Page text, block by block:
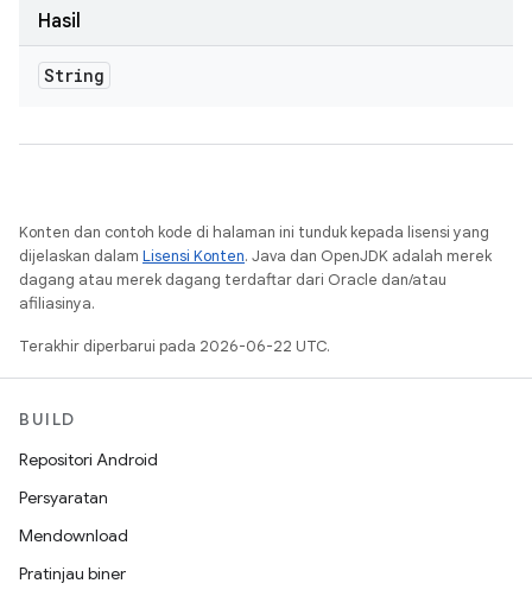
Hasil
String
Konten dan contoh kode di halaman ini tunduk kepada lisensi yang
dijelaskan dalam Lisensi Konten. Java dan OpenJDK adalah merek
dagang atau merek dagang terdaftar dari Oracle dan/atau
afiliasinya.
Terakhir diperbarui pada 2026-06-22 UTC.
BUILD
Repositori Android
Persyaratan
Mendownload
Pratinjau biner